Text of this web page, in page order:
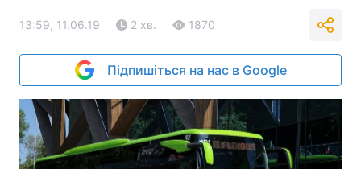
13:59, 11.06.19 2 хв. 1870
Підпишіться на нас в Google